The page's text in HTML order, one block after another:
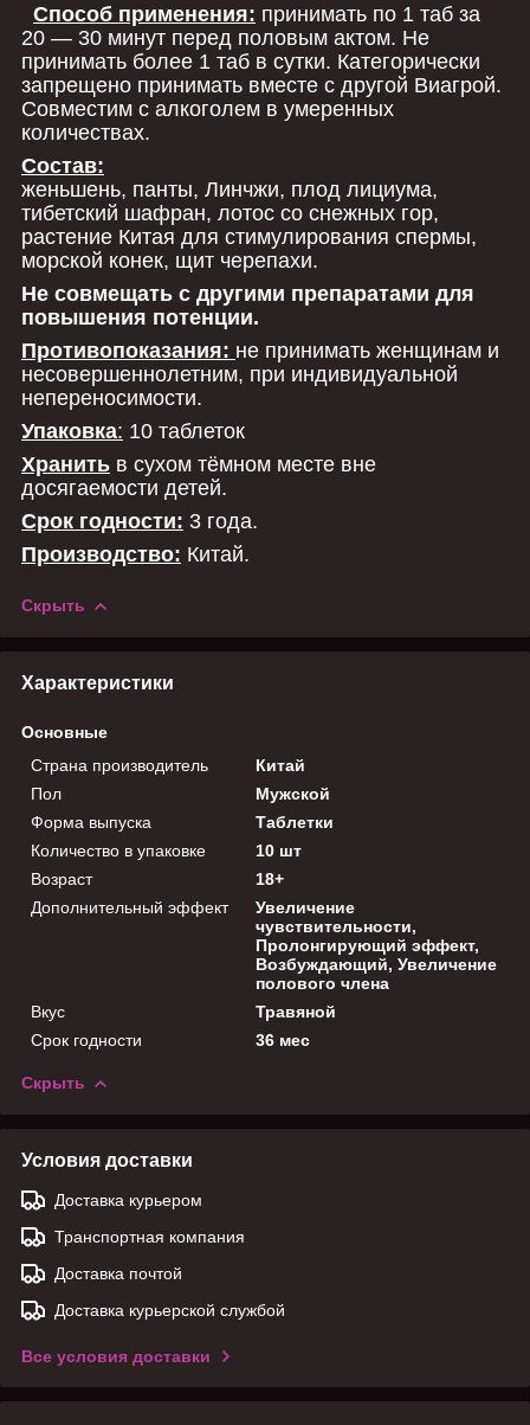
Способ применения: принимать по 1 таб за
20 — 30 минут перед половым актом. Не
принимать более 1 таб в сутки. Категорически
запрещено принимать вместе с другой Виагрой.
Совместим с алкоголем в умеренных
количествах.
Состав:
женьшень, панты, Линчжи, плод лициума,
тибетский шафран, лотос со снежных гор,
растение Китая для стимулирования спермы,
морской конек, щит черепахи.
Не совмещать с другими препаратами для
повышения потенции.
Противопоказания: не принимать женщинам и
несовершеннолетним, при индивидуальной
непереносимости.
Упаковка: 10 таблеток
Хранить в сухом тёмном месте вне
досягаемости детей.
Срок годности: 3 года.
Производство: Китай.
Скрыть
Характеристики
Основные
Страна производитель
Китай
Пол
Мужской
Форма выпуска
Таблетки
Количество в упаковке
10 шт
Возраст
18+
Дополнительный эффект
Увеличение
чувствительности,
Пролонгирующий эффект,
Возбуждающий, Увеличение
полового члена
Вкус
Травяной
Срок годности
36 мес
Скрыть
Условия доставки
Доставка курьером
Транспортная компания
Доставка почтой
Доставка курьерской службой
Все условия доставки